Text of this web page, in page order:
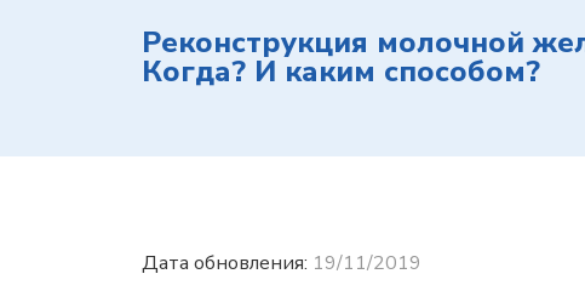
Реконструкция молочной
Когда? И каким способом?
Дата обновления: 19/11/2019